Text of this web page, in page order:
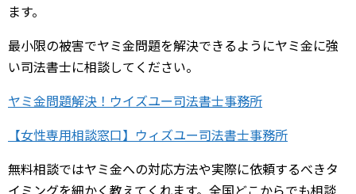
ます。
最小限の被害でヤミ金問題を解決できるようにヤミ金に強
い司法書士に相談してください。
ヤミ金問題解決！ウイズユー司法書士事務所
【女性専用相談窓口】ウィズユー司法書士事務所
無料相談ではヤミ金への対応方法や実際に依頼するべきタ
イミングを細かく教えてくれます。全国どこからでも相談